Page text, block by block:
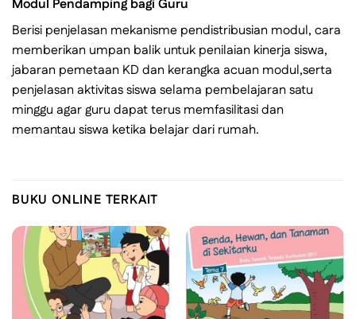
Modul Pendamping bagi Guru
Berisi penjelasan mekanisme pendistribusian modul, cara
memberikan umpan balik untuk penilaian kinerja siswa,
jabaran pemetaan KD dan kerangka acuan modul,serta
penjelasan aktivitas siswa selama pembelajaran satu
minggu agar guru dapat terus memfasilitasi dan
memantau siswa ketika belajar dari rumah.
BUKU ONLINE TERKAIT